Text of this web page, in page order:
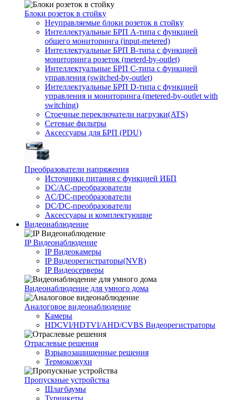
Блоки розеток в стойку
Неуправляемые блоки розеток в стойку
Интеллектуальные БРП А-типа с функцией
общего мониторинга (input-metered)
Интеллектуальные БРП B-типа с функцией
мониторинга розеток (meterd-by-outlet)
Интеллектуальные БРП C-типа с функцией
управления (switched-by-outlet)
Интеллектуальные БРП D-типа с функцией
управления и мониторинга (metered-by-outlet with
switching)
Стоечные переключатели нагрузки(ATS)
Сетевые фильтры
Аксессуары для БРП (PDU)
Преобразователи напряжения
Источники питания c функцией ИБП
DC/AC-преобразователи
AC/DC-преобразователи
DC/DC-преобразователи
Аксессуары и комплектующие
Видеонаблюдение
IP Видеонаблюдение
IP Видеокамеры
IP Видеорегистраторы(NVR)
IP Видеосерверы
Видеонаблюдение для умного дома
Аналоговое видеонаблюдение
Камеры
HDCVI/HDTVI/AHD/CVBS Видеорегистраторы
Отраслевые решения
Взрывозащищенные решения
Термокожухи
Пропускные устройства
Шлагбаумы
Турникеты